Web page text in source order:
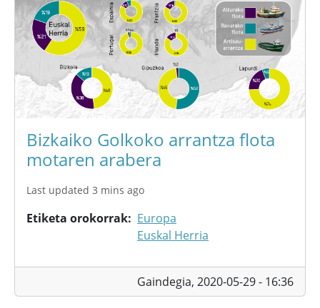
Bizkaiko Golkoko arrantza flota
motaren arabera
Last updated 3 mins ago
Etiketa orokorrak
Europa
Euskal Herria
Gaindegia, 2020-05-29 - 16:36